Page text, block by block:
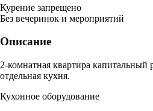
Курение запрещено
Без вечеринок и мероприятий
Описание
2-комнатная квартира капитальный
отдельная кухня.
Кухонное оборудование